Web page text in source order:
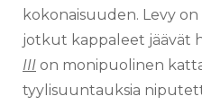
kokonaisuuden. Levy
jotkut kappaleet jäävät
III on monipuolinen
tyylisuuntauksia